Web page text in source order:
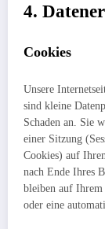
4.
Cookies
Unsere
sind kleine
Schaden an. Sie
einer Sitzung
Cookies) auf
nach Ende Ihres
bleiben auf Ihrem
oder eine